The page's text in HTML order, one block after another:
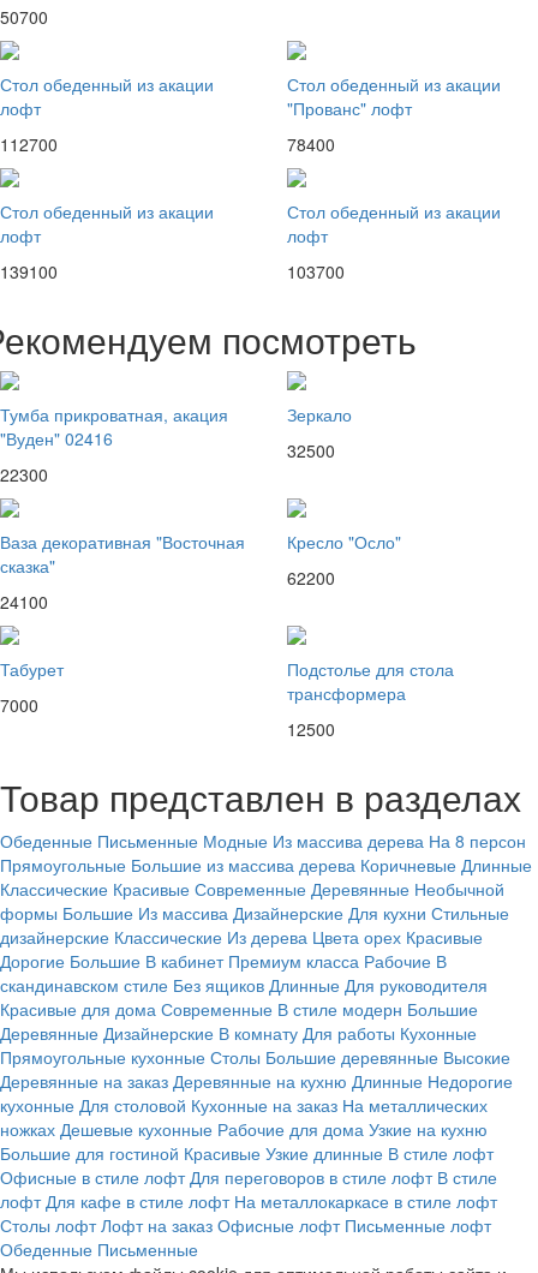
50700
Стол обеденный из акации
лофт
112700
Стол обеденный из акации
"Прованс" лофт
78400
Стол обеденный из акации
лофт
139100
Стол обеденный из акации
лофт
103700
посмотреть
Тумба прикроватная, акация
"Вуден" 02416
22300
Зеркало
32500
Ваза декоративная "Восточная
сказка"
24100
Кресло "Осло"
62200
Табурет
7000
Подстолье для стола
трансформера
12500
Товар представлен в разделах
Обеденные Письменные Модные Из массива дерева На 8 персон
Прямоугольные Большие из массива дерева Коричневые Длинные
Классические Красивые Современные Деревянные Необычной
формы Большие Из массива Дизайнерские Для кухни Стильные
дизайнерские Классические Из дерева Цвета орех Красивые
Дорогие Большие В кабинет Премиум класса Рабочие В
скандинавском стиле Без ящиков Длинные Для руководителя
Красивые для дома Современные В стиле модерн Большие
Деревянные Дизайнерские В комнату Для работы Кухонные
Прямоугольные кухонные Столы Большие деревянные Высокие
Деревянные на заказ Деревянные на кухню Длинные Недорогие
кухонные Для столовой Кухонные на заказ На металлических
ножках Дешевые кухонные Рабочие для дома Узкие на кухню
Большие для гостиной Красивые Узкие длинные В стиле лофт
Офисные в стиле лофт Для переговоров в стиле лофт В стиле
лофт Для кафе в стиле лофт На металлокаркасе в стиле лофт
Столы лофт Лофт на заказ Офисные лофт Письменные лофт
Обеденные Письменные